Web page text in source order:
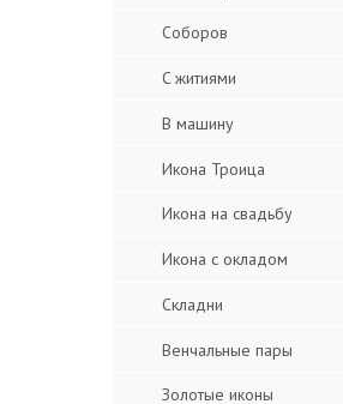
Соборов
C житиями
В машину
Икона Троица
Икона на свадьбу
Икона с окладом
Складни
Венчальные пары
Золотые иконы